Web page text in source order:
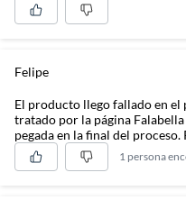
Felipe
El producto llego fallado en
tratado por la página
pegada en la final del
1 persona